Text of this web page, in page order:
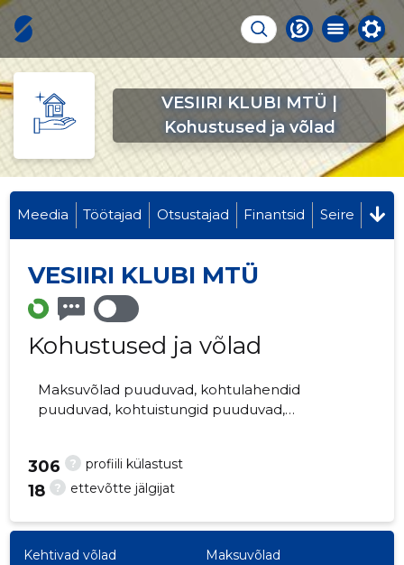
VESIIRI KLUBI MTÜ |
Kohustused ja võlad
Meedia Töötajad Otsustajad Finantsid Seire
VESIIRI KLUBI MTÜ
Kohustused ja võlad
Maksuvõlad puuduvad, kohtulahendid
puuduvad, kohtuistungid puuduvad,
6806050
? profiili külastust
306
? ettevõtte jälgijat
18
Kehtivad võlad
Maksuvõlad